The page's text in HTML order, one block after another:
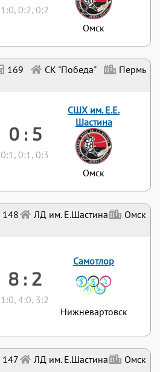
147 ЛД им. Е.Шастина
Омск
148 ЛД им. Е.Шастина
Омск
8 : 2
1:0, 4:0, 3:2
Самотлор
Нижневартовск
169 СК "Победа"
Пермь
0 : 5
0:1, 0:1, 0:3
СШХ им. Е.Е.
Шастина
Омск
1:0, 0:2, 0:2
Омск